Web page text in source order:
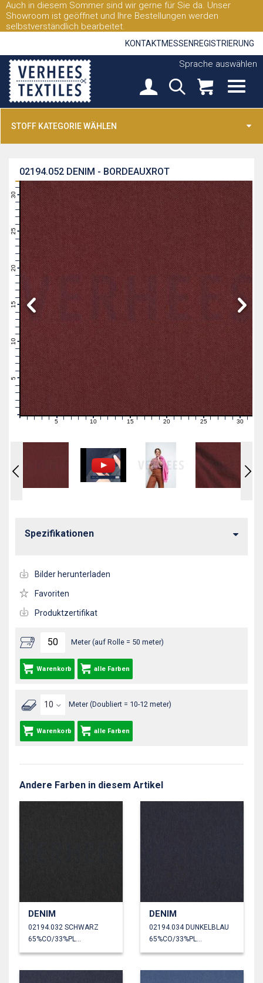
Auch in diesem Sommer sind wir gerne für Sie da. Unser
Showroom ist geöffnet und Ihre Bestellungen werden
selbstverständlich bearbeitet.
KONTAKTMESSEN REGISTRIERUNG
Sprache auswählen
STOFF KATEGORIE WÄHLEN
DENIM - BORDEAUXROT
02194.052
0
1
2
5
8
10
11
12
14
15
16
18
19
20
21
22
23
24
25
26
29
30
31
0 1 2 3 4 5 6 7 89 101112131415 16171819 20 21222324 25 26272829 30 31
Meter (auf Rolle = 50 meter)
Warenkorb alle Farben
Meter (Doubliert = 10-12 meter)
Warenkorb alle Farben
Spezifikationen
Bilder herunterladen
Favoriten
Produktzertifikat
Andere Farben in diesem Artikel
DENIM
02194.032 SCHWARZ
DENIM
02194.034 DUNKELBLAU